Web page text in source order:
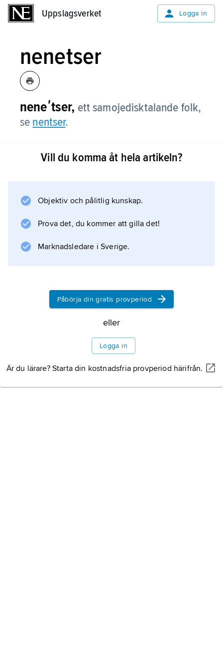
Uppslagsverket Logga in
nenetser
neneʹtser, ett samojedisktalande folk,
se nentser.
Vill du komma åt hela artikeln?
Objektiv och pålitlig kunskap.
Prova det, du kommer att gilla det!
Marknadsledare i Sverige.
Påbörja din gratis provperiod
eller
Logga in
Är du lärare? Starta din kostnadsfria provperiod härifrån.